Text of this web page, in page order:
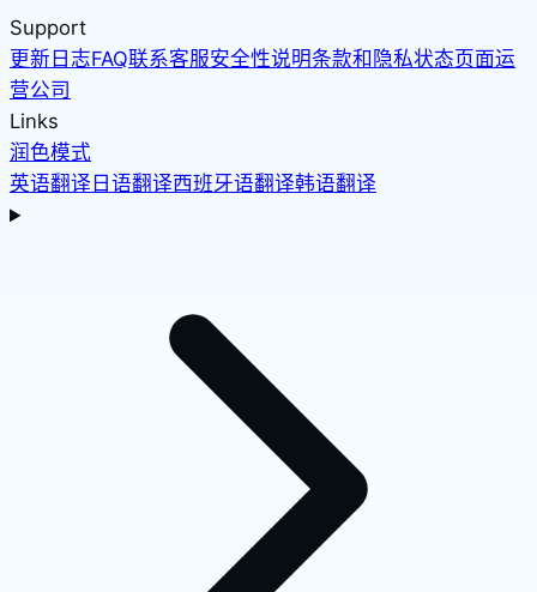
Support
更新日志FAQ联系客服安全性说明条款和隐私状态页面运
营公司
Links
润色模式
英语翻译 日语翻译西班牙语翻译韩语翻译